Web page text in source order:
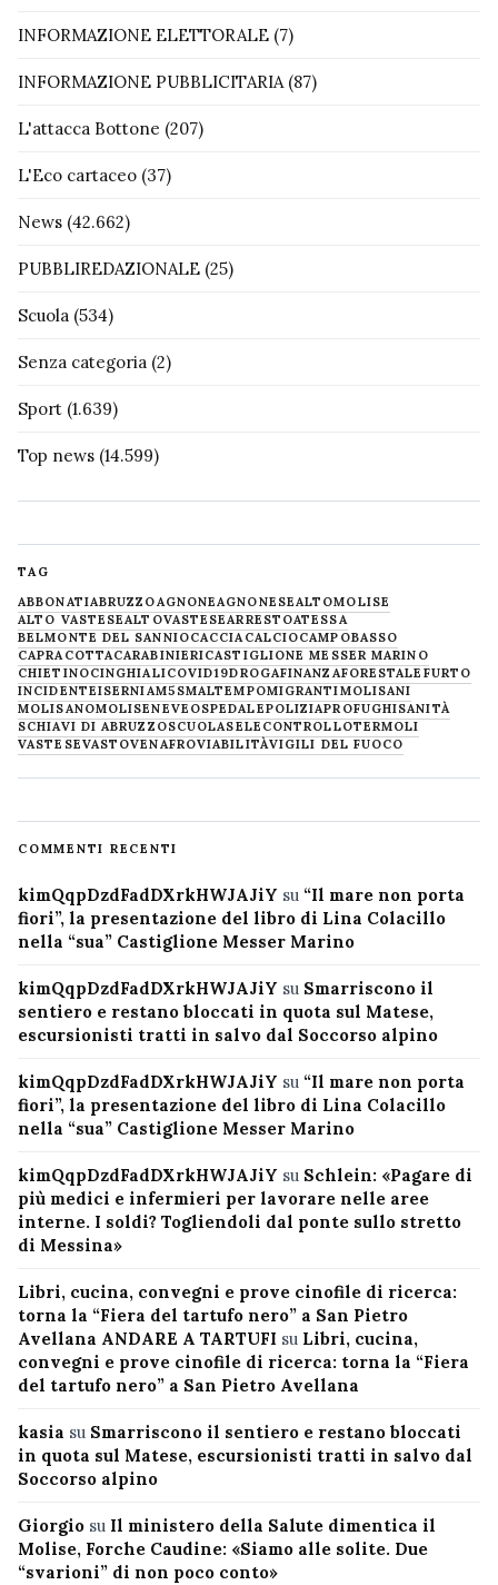
INFORMAZIONE ELETTORALE (7)
INFORMAZIONE PUBBLICITARIA(87)
L'attacca Bottone (207)
L'Eco cartaceo (37)
News (42.662)
PUBBLIREDAZIONALE (25)
Scuola (534)
Senza categoria (2)
Sport (1.639)
Top news (14.599)
TAG
ABBONATIABRUZZOAGNONEAGNONESEALTOMOLISE
ALTO VASTESEALTOVASTESEARRESTOATESSA
BELMONTE DEL SANNIOCACCIACALCIOCAMPOBASSO
CAPRACOTTACARABINIERICASTIGLIONE MESSER MARINO
CHIETINOCINGHIALICOVID19DROGAFINANZAFORESTALE FURTO
INCIDENTEISERNIAM5SMALTEMPOMIGRANTIMOLISANI
MOLISANOMOLISENEVE OSPEDALEPOLIZIAPROFUGHISANITÀ
SCHIAVI DI ABRUZZOSCUOLASELECONTROLLOTERMOLI
VASTESEVASTOVENAFROVIABILITÀVIGILI DEL FUOCO
COMMENTI RECENTI
kimQqpDzdFadDXrkHWJAJiY su “Il mare non porta
fiori”, la presentazione del libro di Lina Colacillo
nella “sua” Castiglione Messer Marino
kimQqpDzdFadDXrkHWJAJiY su Smarriscono il
sentiero e restano bloccati in quota sul Matese,
escursionisti tratti in salvo dal Soccorso alpino
kimQqpDzdFadDXrkHWJAJiY su “Il mare non porta
fiori”, la presentazione del libro di Lina Colacillo
nella “sua” Castiglione Messer Marino
kimQqpDzdFadDXrkHWJAJiY su Schlein: «Pagare di
più medici e infermieri per lavorare nelle aree
interne. I soldi? Togliendoli dal ponte sullo stretto
di Messina»
Libri, cucina, convegni e prove cinofile di ricerca:
torna la “Fiera del tartufo nero” a San Pietro
Avellana ANDARE A TARTUFI su Libri, cucina,
convegni e prove cinofile di ricerca: torna la “Fiera
del tartufo nero” a San Pietro Avellana
kasia su Smarriscono il sentiero e restano bloccati
in quota sul Matese, escursionisti tratti in salvo dal
Soccorso alpino
Giorgio su Il ministero della Salute dimentica il
Molise, Forche Caudine: «Siamo alle solite. Due
“svarioni” di non poco conto»